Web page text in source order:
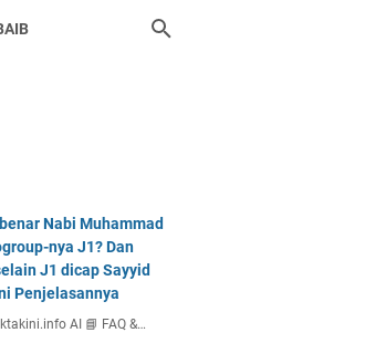
Nabi Muhammad
J1 dicap Sayyid
Penjelasannya
AI 📘 FAQ &…